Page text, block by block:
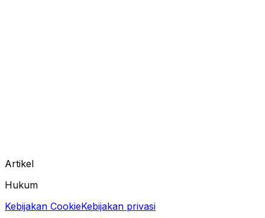
Artikel
Hukum
Kebijakan CookieKebijakan privasi